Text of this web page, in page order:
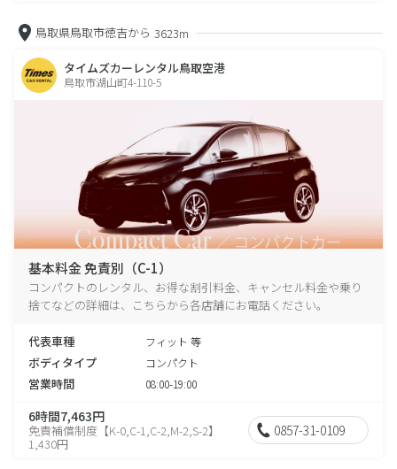
鳥取県鳥取市徳吉から 3623m
タイムズカーレンタル鳥取空港
鳥取市湖山町4-110-5
基本料金 免責別（C-1）
コンパクトのレンタル、お得な割引料金、キャンセル料金や乗り
捨てなどの詳細は、こちらから各店舗にお電話ください。
代表車種 フィット 等
ボディタイプ コンパクト
営業時間 08:00-19:00
6時間7,463円
免責補償制度【K-0,C-1,C-2,M-2,S-2】
1,430円
0857-31-0109